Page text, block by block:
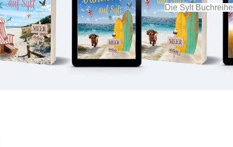
Die Sylt Buchreihe